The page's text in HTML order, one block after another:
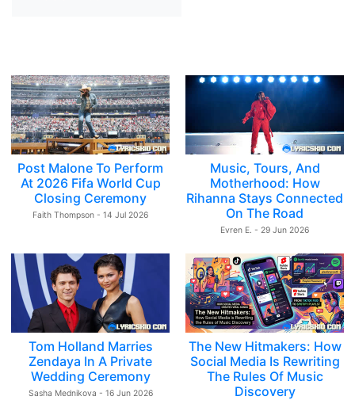
Post Malone To Perform
At 2026 Fifa World Cup
Closing Ceremony
Faith Thompson - 14 Jul 2026
Music, Tours, And
Motherhood: How
Rihanna Stays Connected
On The Road
Evren E. - 29 Jun 2026
Tom Holland Marries
Zendaya In A Private
Wedding Ceremony
Sasha Mednikova - 16 Jun 2026
The New Hitmakers: How
Social Media Is Rewriting
The Rules Of Music
Discovery